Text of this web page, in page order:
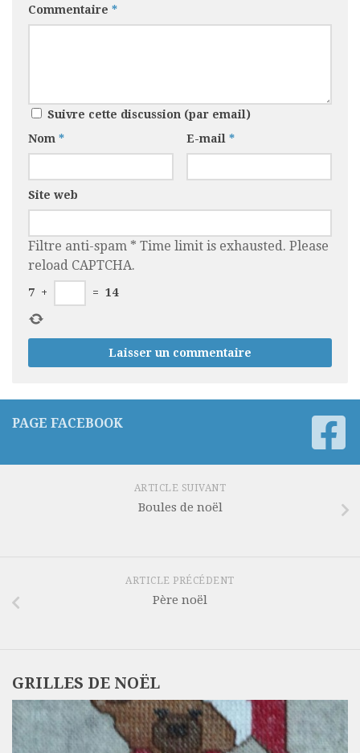
Commentaire *
Suivre cette discussion (par email)
Nom * E-mail *
Site web
Filtre anti-spam * Time limit is exhausted. Please
reload CAPTCHA.
7 + = 14
PAGE FACEBOOK
ARTICLE SUIVANT
Boules de noël
ARTICLE PRÉCÉDENT
Père noël
GRILLES DE NOËL